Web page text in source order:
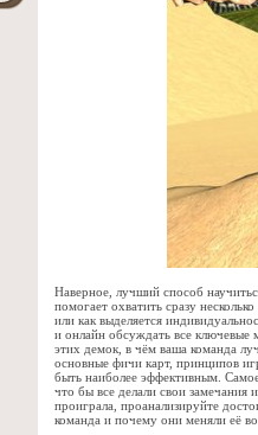
Наверное, лучший способ
помогает охватить сразу
или как выделяется
и онлайн обсуждать все ключевые
этих демок, в чём ваша команда
основные фичи карт, принципов
быть наиболее эффективным.
что бы все делали свои замечания
проиграла, проанализируйте
команда и почему они меняли её